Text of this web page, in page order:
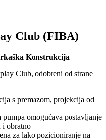
Club (FIBA)
Konstrukcija
Club, odobreni od strane
s premazom, projekcija od
pumpa omogućava postavljanje
i obratno
za lako pozicioniranje na